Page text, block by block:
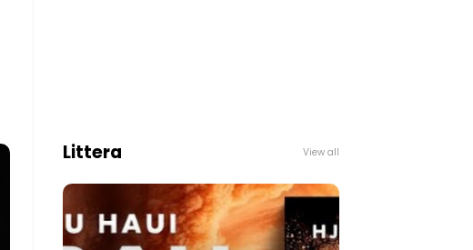
Littera View all